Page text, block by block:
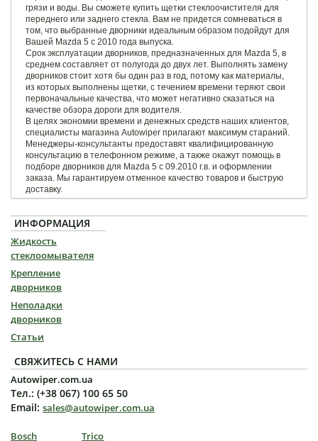
грязи и воды. Вы сможете купить щетки стеклоочистителя для
переднего или заднего стекла. Вам не придется сомневаться в
том, что выбранные дворники идеальным образом подойдут для
Вашей Mazda 5 с 2010 года выпуска.
Срок эксплуатации дворников, предназначенных для Mazda 5, в
среднем составляет от полугода до двух лет. Выполнять замену
дворников стоит хотя бы один раз в год, потому как материалы,
из которых выполнены щетки, с течением времени теряют свои
первоначальные качества, что может негативно сказаться на
качестве обзора дороги для водителя.
В целях экономии времени и денежных средств наших клиентов,
специалисты магазина Autowiper прилагают максимум стараний.
Менеджеры-консультанты предоставят квалифицированную
консультацию в телефонном режиме, а также окажут помощь в
подборе дворников для Mazda 5 с 09.2010 г.в. и оформлении
заказа. Мы гарантируем отменное качество товаров и быструю
доставку.
ИНФОРМАЦИЯ
Жидкость
стеклоомывателя
Крепление
дворников
Неполадки
дворников
Статьи
СВЯЖИТЕСЬ С НАМИ
Autowiper.com.ua
Тел.: (+38 067) 100 65 50
Email: sales@autowiper.com.ua
Bosch Trico